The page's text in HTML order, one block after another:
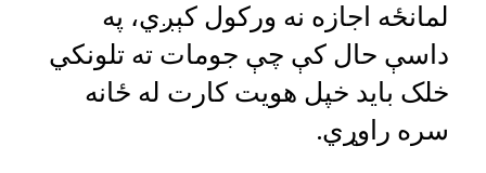
لمانځه اجازه نه ورکول کېږي، په
داسې حال کې چې جومات ته تلونکي
خلک باید خپل هویت کارت له ځانه
سره راوړي.